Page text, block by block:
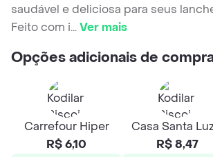
saudável e deliciosa para seus
Feito com i...Ver mais
Opções adicionais de
Carrefour Hiper
R$ 6,10
Casa Santa
R$ 8,47